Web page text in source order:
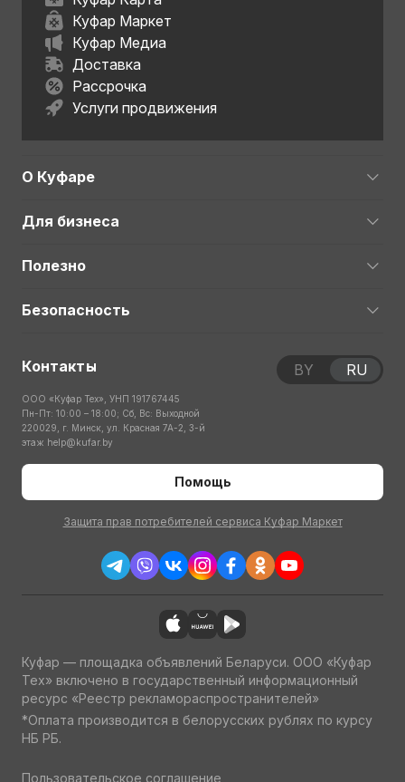
Куфар Маркет
Куфар Медиа
Доставка
Рассрочка
Услуги продвижения
О Куфаре
Для бизнеса
Полезно
Безопасность
Контакты
ООО «Куфар Тех», УНП 191767445
Пн-Пт: 10:00 – 18:00; Сб, Вс: Выходной
220029, г. Минск, ул. Красная 7А-2, 3-й
этаж help@kufar.by
Помощь
Защита прав потребителей сервиса Куфар Маркет
BY RU
Куфар — площадка объявлений Беларуси. ООО «Куфар
Тех» включено в государственный информационный
ресурс «Реестр рекламораспространителей»
*Оплата производится в белорусских рублях по курсу
НБ РБ.
Пользовательское соглашение